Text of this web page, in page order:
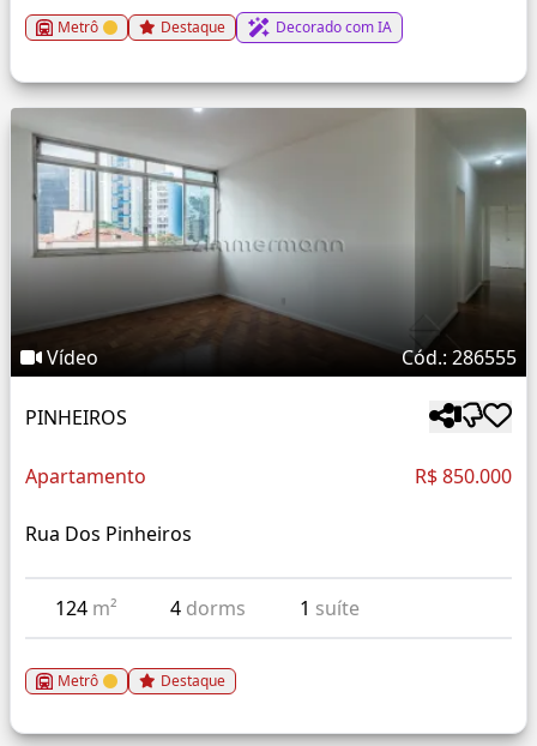
Metrô Destaque Decorado com IA
Vídeo Cód.: 286555
PINHEIROS
Apartamento R$ 850.000
Rua Dos Pinheiros
124 m² 4 dorms 1 suíte
Metrô Destaque